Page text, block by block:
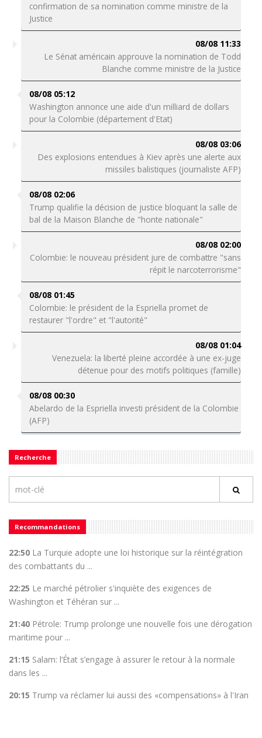
confirmation de sa nomination comme ministre de la
Justice
08/08 11:33
Le Sénat américain approuve la nomination de Todd
Blanche comme ministre de la Justice
08/08 05:12
Washington annonce une aide d'un milliard de dollars
pour la Colombie (département d'Etat)
08/08 03:06
Des explosions entendues à Kiev après une alerte aux
missiles balistiques (journaliste AFP)
08/08 02:06
Trump qualifie la décision de justice bloquant la salle de
bal de la Maison Blanche de "honte nationale"
08/08 02:00
Colombie: le nouveau président jure de combattre "sans
répit le narcoterrorisme"
08/08 01:45
Colombie: le président de la Espriella promet de
restaurer "l'ordre" et "l'autorité"
08/08 01:04
Venezuela: la liberté pleine accordée à une ex-juge
détenue pour des motifs politiques (famille)
08/08 00:30
Abelardo de la Espriella investi président de la Colombie
(AFP)
Recherche
Recommandations
22:50 La Turquie adopte une loi historique sur la réintégration
des combattants du ...
22:25 Le marché pétrolier s'inquiète des exigences de
Washington et Téhéran sur ...
21:40 Pétrole: Trump prolonge une nouvelle fois une dérogation
maritime pour ...
21:15 Salam: l’État s’engage à assurer le retour à la normale
dans les ...
20:15 Trump va réclamer lui aussi des «compensations» à l'Iran